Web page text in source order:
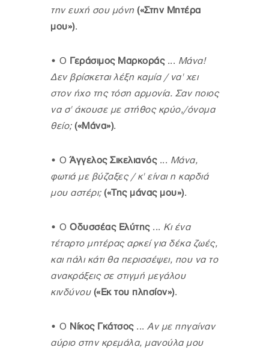
την ευχή σου μόνη («Στην Μητέρα
μου»).
• Ο Γεράσιμος Μαρκοράς... Μάνα!
Δεν βρίσκεται λέξη καμία / να' χει
στον ήχο της τόση αρμονία. Σαν ποιος
να σ' άκουσε με στήθος κρύο,/όνομα
θείο; («Μάνα»).
• Ο Άγγελος Σικελιανός... Μάνα,
φωτιά με βύζαξες / κ' είναι η καρδιά
μου αστέρι; («Της μάνας μου»).
• Ο Οδυσσέας Ελύτης ... Κι ένα
τέταρτο μητέρας αρκεί για δέκα ζωές,
και πάλι κάτι θα περισσέψει, που να το
ανακράξεις σε στιγμή μεγάλου
κινδύνου («Εκ του πλησίον»).
• Ο Νίκος Γκάτσος ... Αν με πηγαίναν
αύριο στην κρεμάλα, μανούλα μου